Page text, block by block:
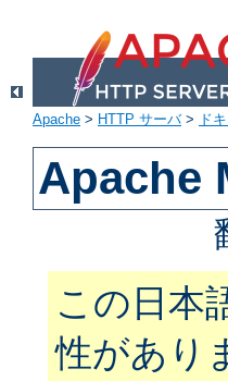
Apache > HTTP サーバ> ド
Apache
この日本
性があり